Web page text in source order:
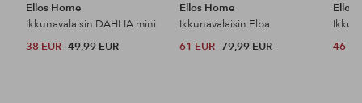
Ellos Home
Ikkunavalaisin DAHLIA mini
38 EUR 49,99 EUR
Ellos Home
Ikkunavalaisin Elba
61 EUR 79,99 EUR
Ellos
46